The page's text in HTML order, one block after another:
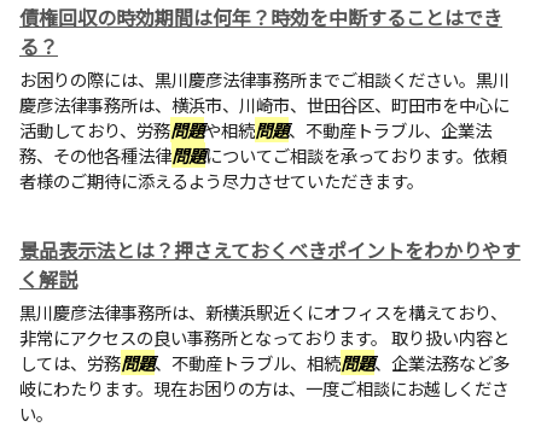
債権回収の時効期間は何年？時効を中断することはでき
る？
お困りの際には、黒川慶彦法律事務所までご相談ください。黒川
慶彦法律事務所は、横浜市、川崎市、世田谷区、町田市を中心に
活動しており、労務問題や相続問題、不動産トラブル、企業法
務、その他各種法律問題についてご相談を承っております。依頼
者様のご期待に添えるよう尽力させていただきます。
景品表示法とは？押さえておくべきポイントをわかりやす
く解説
黒川慶彦法律事務所は、新横浜駅近くにオフィスを構えており、
非常にアクセスの良い事務所となっております。 取り扱い内容と
しては、労務問題、不動産トラブル、相続問題、企業法務など多
岐にわたります。現在お困りの方は、一度ご相談にお越しくださ
い。